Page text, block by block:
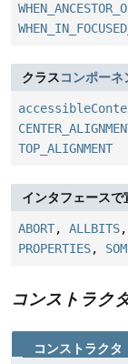
クラスコンポーネ
TOP_ALIGNMENT
インタフェース
ABORT, ALLBITS,
PROPERTIES,
コンストラク
コンストラクタ